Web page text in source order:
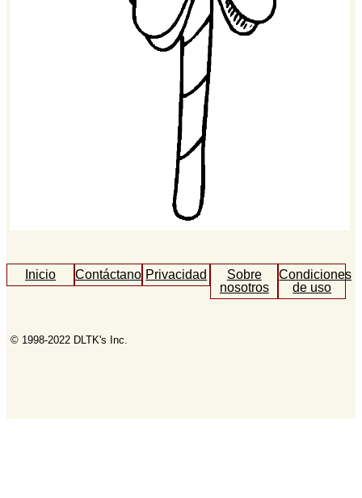
Inicio ContáctanosPrivacidad
Sobre
nosotros
Condiciones
de uso
© 1998-2022 DLTK's Inc.